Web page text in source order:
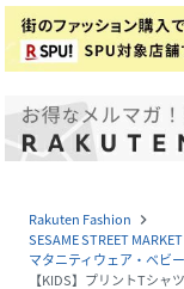
Rakuten Fashion navigate_next
SESAME STREET
マタニティウェア・ベビ
【KIDS】プリントTシャ